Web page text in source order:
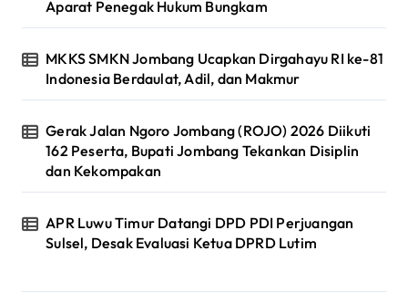
Aparat Penegak Hukum Bungkam
MKKS SMKN Jombang Ucapkan Dirgahayu RI ke-81
Indonesia Berdaulat, Adil, dan Makmur
Gerak Jalan Ngoro Jombang (ROJO) 2026 Diikuti
162 Peserta, Bupati Jombang Tekankan Disiplin
dan Kekompakan
APR Luwu Timur Datangi DPD PDI Perjuangan
Sulsel, Desak Evaluasi Ketua DPRD Lutim